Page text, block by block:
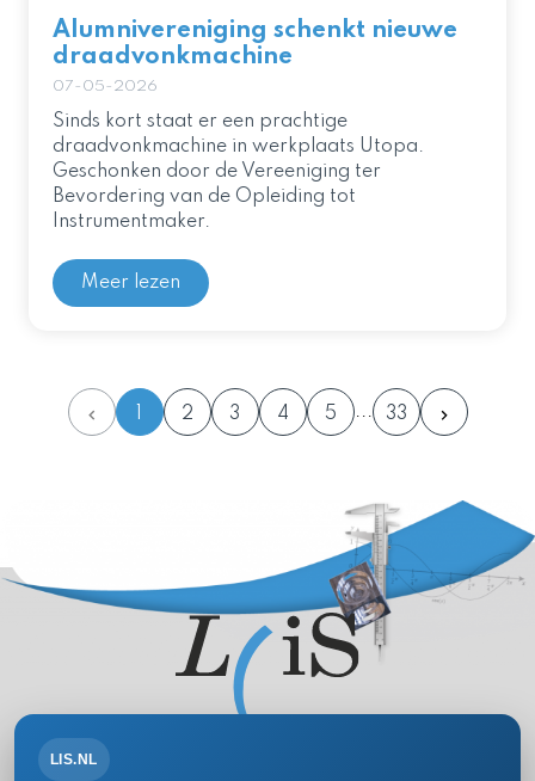
Alumnivereniging schenkt nieuwe
draadvonkmachine
07-05-2026
Sinds kort staat er een prachtige
draadvonkmachine in werkplaats Utopa.
Geschonken door de Vereeniging ter
Bevordering van de Opleiding tot
Instrumentmaker.
Meer lezen
1 2 3 4 5 33
LIS.NL